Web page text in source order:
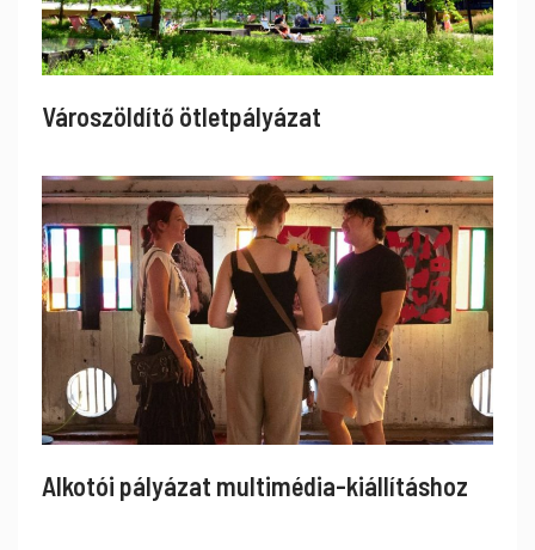
Városzöldítő ötletpályázat
Alkotói pályázat multimédia-kiállításhoz